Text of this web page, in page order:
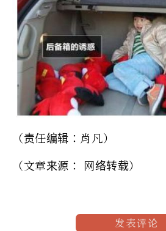
（责任编辑：肖凡）
（文章来源： 网络转载）
发表评论